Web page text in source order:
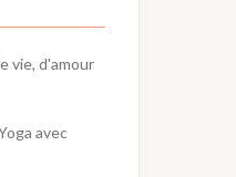
vie, d'amour
avec